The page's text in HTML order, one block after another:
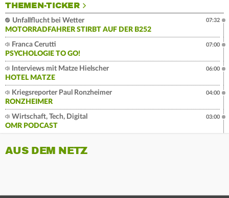
THEMEN-TICKER
Unfallflucht bei Wetter
MOTORRADFAHRER STIRBT AUF DER B252
07:32
Franca Cerutti
PSYCHOLOGIE TO GO!
07:00
Interviews mit Matze Hielscher
HOTEL MATZE
06:00
Kriegsreporter Paul Ronzheimer
RONZHEIMER
04:00
Wirtschaft, Tech, Digital
OMR PODCAST
03:00
AUS DEM NETZ